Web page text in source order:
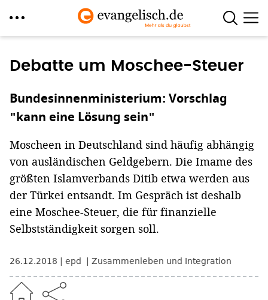
zum
Debatte um Moschee-Steuer
Bundesinnenministerium: Vorschlag
"kann eine Lösung sein"
Moscheen in Deutschland sind häufig abhängig
von ausländischen Geldgebern. Die Imame des
größten Islamverbands Ditib etwa werden aus
der Türkei entsandt. Im Gespräch ist deshalb
eine Moschee-Steuer, die für finanzielle
Selbstständigkeit sorgen soll.
26.12.2018 epd Zusammenleben und Integration